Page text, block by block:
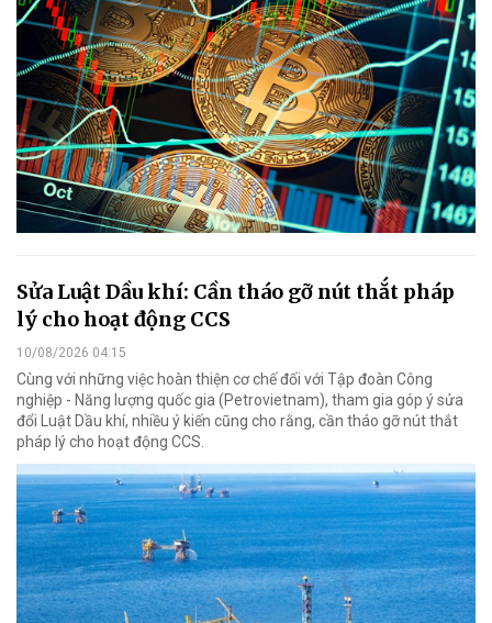
Sửa Luật Dầu khí: Cần tháo gỡ nút thắt pháp
lý cho hoạt động CCS
10/08/2026 04:15
Cùng với những việc hoàn thiện cơ chế đối với Tập đoàn Công
nghiệp - Năng lượng quốc gia (Petrovietnam), tham gia góp ý sửa
đổi Luật Dầu khí, nhiều ý kiến cũng cho rằng, cần tháo gỡ nút thắt
pháp lý cho hoạt động CCS.